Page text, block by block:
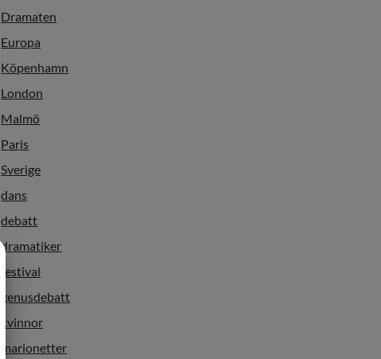
Dramaten
Europa
Köpenhamn
London
Malmö
Paris
Sverige
dans
debatt
dramatiker
festival
genusdebatt
kvinnor
marionetter